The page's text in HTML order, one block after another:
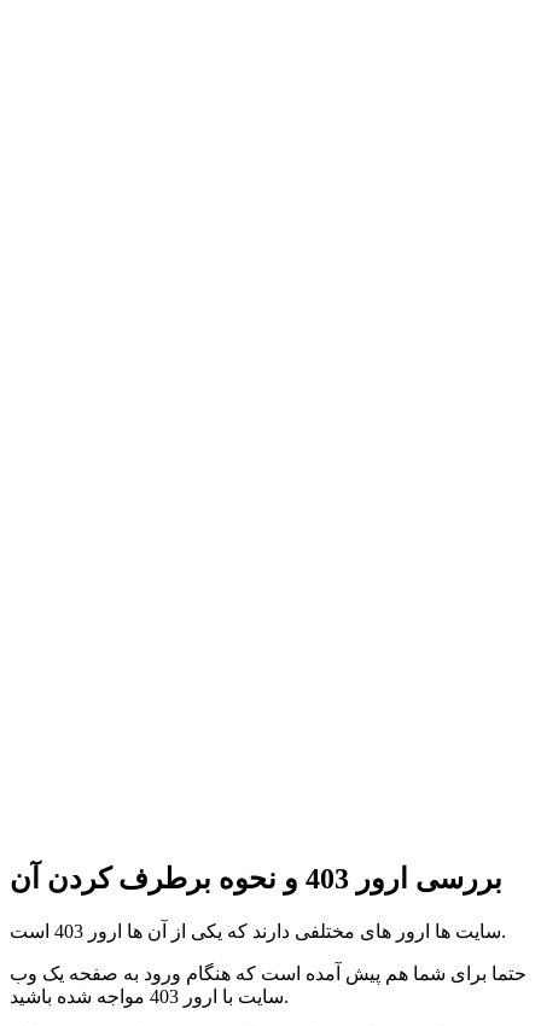
بررسی ارور 403 و نحوه برطرف کردن آن
سایت ها ارور های مختلفی دارند که یکی از آن ها ارور 403 است.
حتما برای شما هم پیش آمده است که هنگام ورود به صفحه یک وب
سایت با ارور 403 مواجه شده باشید.